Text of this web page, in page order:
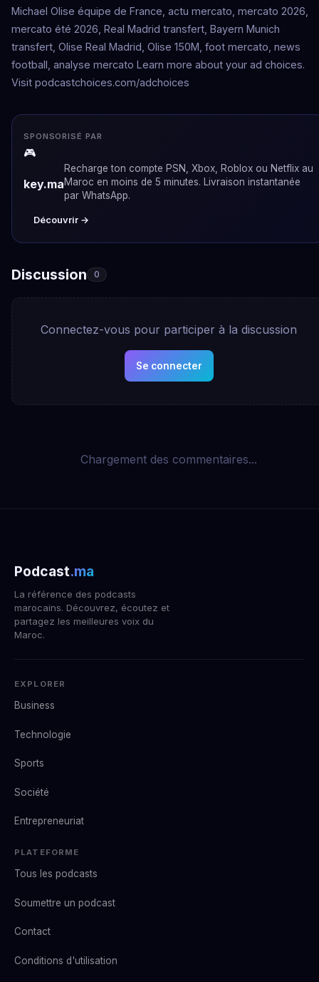
Michael Olise équipe de France, actu mercato, mercato 2026,
mercato été 2026, Real Madrid transfert, Bayern Munich
transfert, Olise Real Madrid, Olise 150M, foot mercato, news
football, analyse mercato Learn more about your ad choices.
Visit podcastchoices.com/adchoices
SPONSORISÉ PAR
🎮
key.ma
Recharge ton compte PSN, Xbox, Roblox ou Netflix au
Maroc en moins de 5 minutes. Livraison instantanée
par WhatsApp.
Découvrir →
Discussion 0
Connectez-vous pour participer à la discussion
Se connecter
Chargement des commentaires...
Podcast.ma
La référence des podcasts
marocains. Découvrez, écoutez et
partagez les meilleures voix du
Maroc.
EXPLORER
Business
Technologie
Sports
Société
Entrepreneuriat
PLATEFORME
Tous les podcasts
Soumettre un podcast
Contact
Conditions d'utilisation